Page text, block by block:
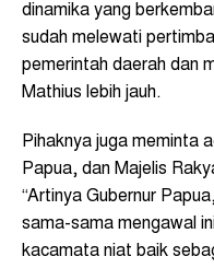
dinamika yang
sudah melewati
pemerintah daerah dan
Mathius lebih jauh.
Pihaknya juga meminta
Papua, dan Majelis
“Artinya Gubernur
sama-sama mengawal
kacamata niat baik